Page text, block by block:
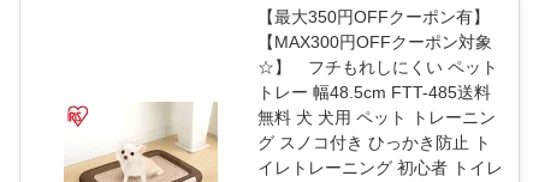
【最大350円OFFクーポン有】
【MAX300円OFFクーポン対象
☆】 フチもれしにくい ペット
トレー 幅48.5cm FTT-485送料
無料 犬 犬用 ペット トレーニン
グ スノコ付き ひっかき防止 ト
イレトレーニング 初心者 トイレ